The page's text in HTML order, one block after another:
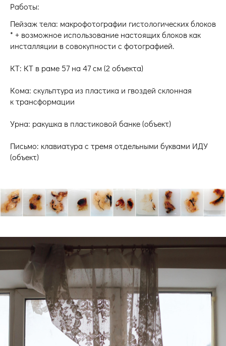
Работы:
Пейзаж тела: макрофотографии гистологических блоков
* + возможное использование настоящих блоков как
инсталляции в совокупности с фотографией.
КТ: КТ в раме 57 на 47 см (2 объекта)
Кома: скульптура из пластика и гвоздей склонная
к трансформации
Урна: ракушка в пластиковой банке (объект)
Письмо: клавиатура с тремя отдельными буквами ИДУ
(объект)